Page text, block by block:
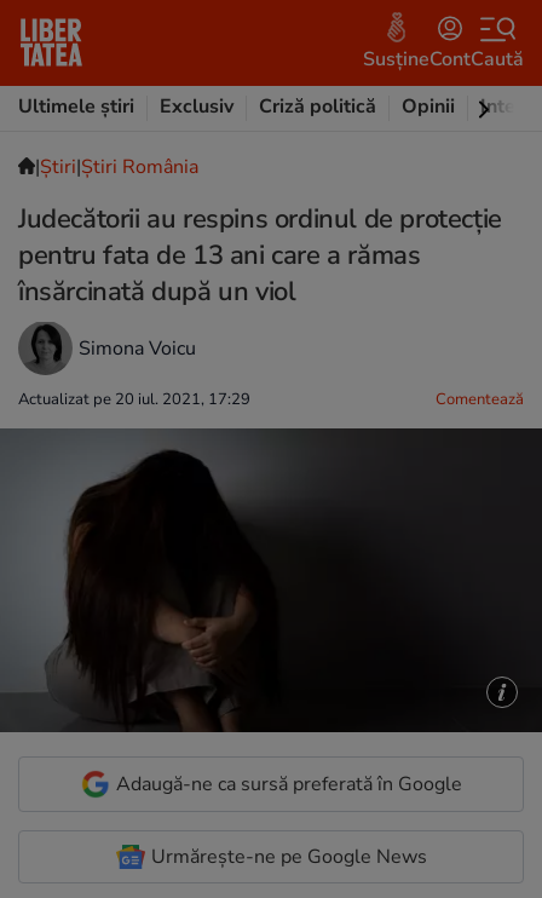
SusțineContCaută
Ultimele știri
Exclusiv Criză politică Opinii
|Ştiri|Știri România
Judecătorii au respins ordinul de protecție
pentru fata de 13 ani care a rămas
însărcinată după un viol
Simona Voicu
Actualizat pe 20 iul. 2021, 17:29 Comentează
Adaugă-ne ca sursă preferată în Google
Urmărește-ne pe Google News